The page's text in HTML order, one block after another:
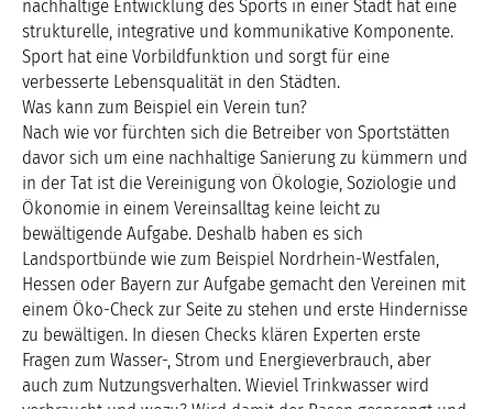
nachhaltige Entwicklung des Sports in einer Stadt hat eine
strukturelle, integrative und kommunikative Komponente.
Sport hat eine Vorbildfunktion und sorgt für eine
verbesserte Lebensqualität in den Städten.
Was kann zum Beispiel ein Verein tun?
Nach wie vor fürchten sich die Betreiber von Sportstätten
davor sich um eine nachhaltige Sanierung zu kümmern und
in der Tat ist die Vereinigung von Ökologie, Soziologie und
Ökonomie in einem Vereinsalltag keine leicht zu
bewältigende Aufgabe. Deshalb haben es sich
Landsportbünde wie zum Beispiel Nordrhein-Westfalen,
Hessen oder Bayern zur Aufgabe gemacht den Vereinen mit
einem Öko-Check zur Seite zu stehen und erste Hindernisse
zu bewältigen. In diesen Checks klären Experten erste
Fragen zum Wasser-, Strom und Energieverbrauch, aber
auch zum Nutzungsverhalten. Wieviel Trinkwasser wird